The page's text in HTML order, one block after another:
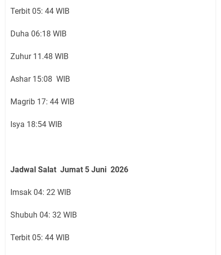
Terbit 05: 44 WIB
Duha 06:18 WIB
Zuhur 11.48 WIB
Ashar 15:08 WIB
Magrib 17: 44 WIB
Isya 18:54 WIB
Jadwal Salat Jumat 5 Juni 2026
Imsak 04: 22 WIB
Shubuh 04: 32 WIB
Terbit 05: 44 WIB